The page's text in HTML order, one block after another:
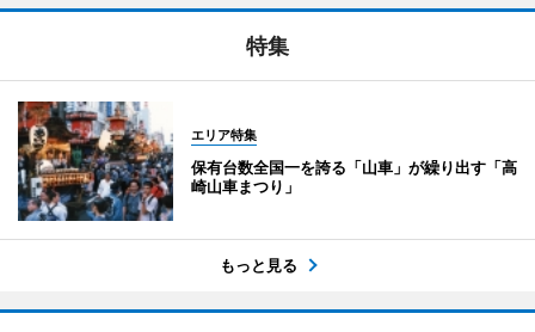
特集
エリア特集
保有台数全国一を誇る「山車」が繰り出す「高
崎山車まつり」
もっと見る